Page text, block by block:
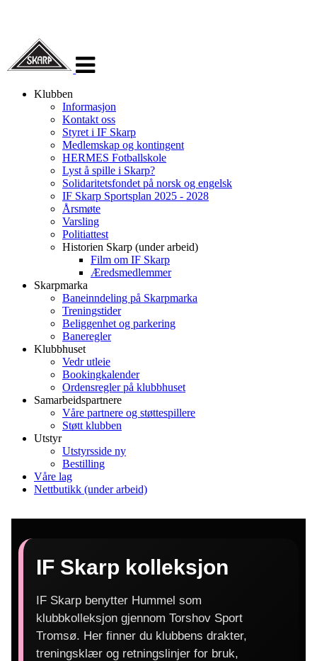
navigasjon
Klubben
Informasjon
Kontakt oss
Styret i IF Skarp
Medlemskap og kontingent
HERMES Fotballskole
Lyst å spille i Skarp?
Solidaritetsfondet på norsk og engelsk
IF Skarp Sportsplan 2025 - 2028
Årsmøte
Varsling
Politiattest
Historien Skarp (under arbeid)
Film om IF Skarp
Æredsmedlemmer
Skarpmarka
Baneinndeling på Skarpmarka
Treningstider
Beliggenhet og parkering
Baneregler
Klubbhuset
Vedr utleie
Bookingkalender
Ordensregler på klubbhuset
Samarbeidspartnere
Våre partnere og støttespillere
Støtt klubben
Utstyr
Utstyrsside ny
Bestilling
Våre lag
Nettbutikk (under arbeid)
IF Skarp kolleksjon
IF Skarp benytter Hummel som
klubbkolleksjon gjennom Torshov Sport
Tromsø. Her finner du klubbens drakter,
treningsklær og retningslinjer for bruk,